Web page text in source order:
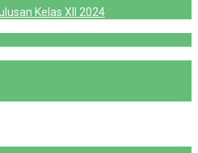
Kelas XII 2024